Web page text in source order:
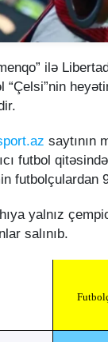
ilə
“Çelsi”nin
saytının
futbol
futbolçulardan
yalnız
salınıb.